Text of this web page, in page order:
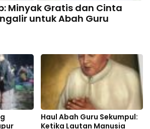
Minyak Gratis dan Cinta
untuk Abah Guru
Haul Abah Guru Sekumpul:
Ketika Lautan Manusia